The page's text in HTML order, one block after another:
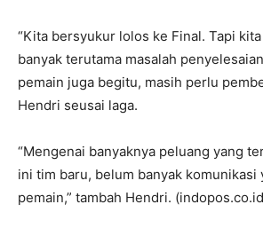
“Kita bersyukur lolos ke Final. Tapi
banyak terutama masalah
pemain juga begitu, masih perlu
Hendri seusai laga.
“Mengenai banyaknya peluang yang
ini tim baru, belum banyak komunikasi
pemain,” tambah Hendri.